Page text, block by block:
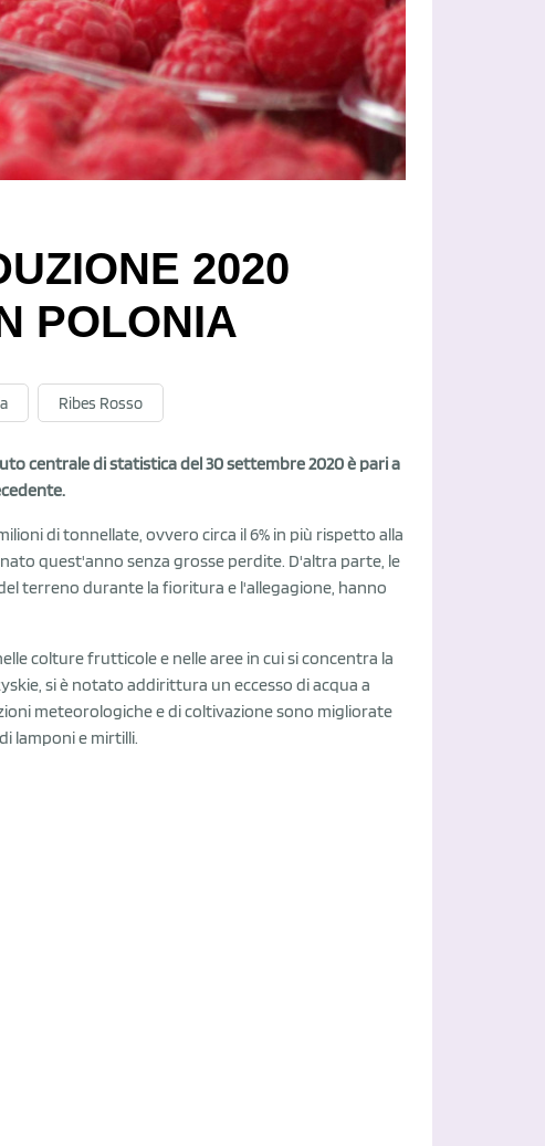
2020
POLONIA
Ribes Rosso
centrale di statistica del 30 settembre 2020 è pari a
di tonnellate, ovvero circa il 6% in più rispetto alla
quest'anno senza grosse perdite. D'altra parte, le
terreno durante la fioritura e l'allegagione, hanno
colture frutticole e nelle aree in cui si concentra la
si è notato addirittura un eccesso di acqua a
meteorologiche e di coltivazione sono migliorate
lamponi e mirtilli.